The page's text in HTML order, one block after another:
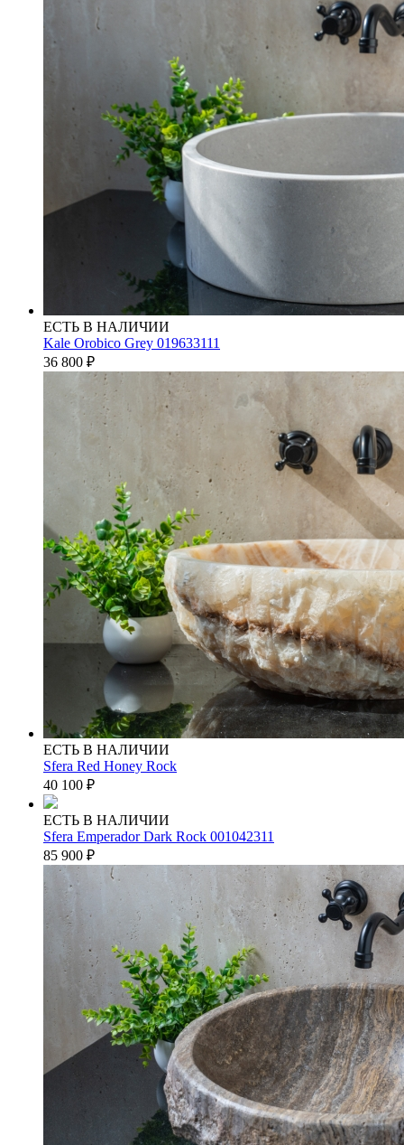
ЕСТЬ В НАЛИЧИИ
Kale Orobico Grey 019633111
36 800 ₽
ЕСТЬ В НАЛИЧИИ
Sfera Red Honey Rock
40 100 ₽
ЕСТЬ В НАЛИЧИИ
Sfera Emperador Dark Rock 001042311
85 900 ₽